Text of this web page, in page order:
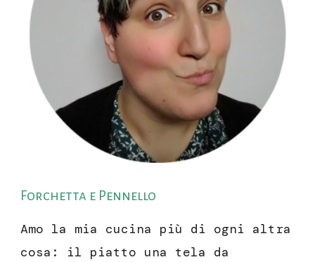
Forchetta e Pennello
Amo la mia cucina più di ogni altra
cosa: il piatto una tela da